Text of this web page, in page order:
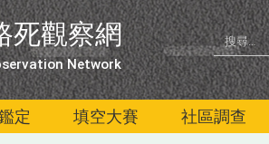
死觀察網
Network
定 填空大賽 社區調查